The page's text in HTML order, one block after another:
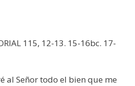
115, 12-13. 15-16bc. 17-
al Señor todo el bien que me